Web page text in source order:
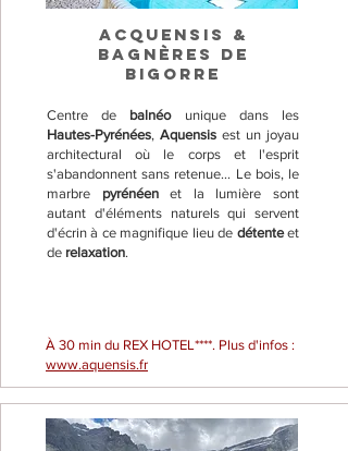
ACQUENSIS &
BAGNÈRES DE
BIGORRE
Centre de balnéo unique dans les
Hautes-Pyrénées, Aquensis est un joyau
architectural où le corps et l'esprit
s'abandonnent sans retenue... Le bois, le
marbre pyrénéenet la lumière sont
autant d'éléments naturels qui servent
d'écrin à ce magnifique lieu de détenteet
de relaxation.
À 30 min du REX HOTEL****. Plus d'infos :
www.aquensis.fr